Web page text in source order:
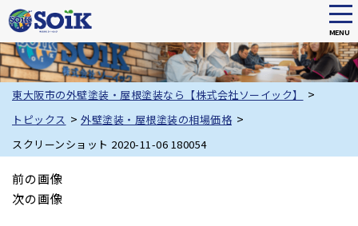
Skip
to
main
content
MENU
東大阪市の外壁塗装・屋根塗装なら【株式会社ソーイック】 >
トピックス > 外壁塗装・屋根塗装の相場価格 >
スクリーンショット 2020-11-06 180054
前の画像
次の画像